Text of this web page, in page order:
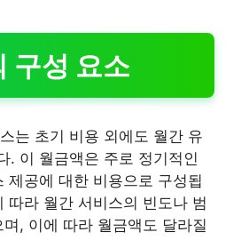
구성 요소
는 초기 비용 외에도 월간 유
. 이 월금액은 주로 정기적인
제공에 대한 비용으로 구성됩
따라 월간 서비스의 빈도나 범
, 이에 따라 월금액도 달라질